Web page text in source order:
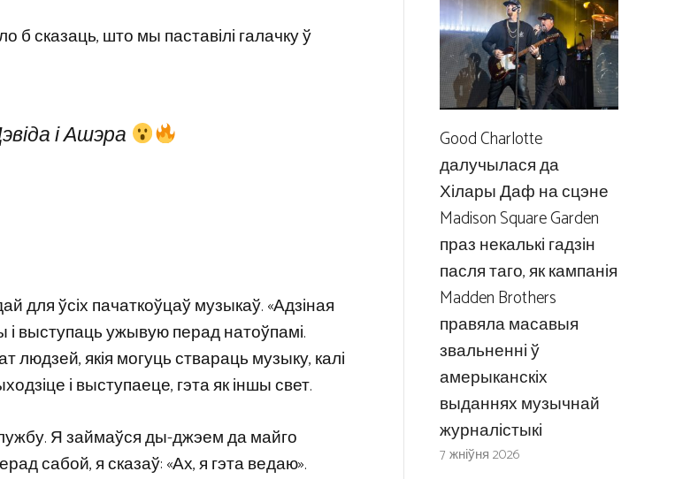
б сказаць, што мы паставілі галачку ў
і Ашэра
для ўсіх пачаткоўцаў музыкаў. «Адзіная
і выступаць ужывую перад натоўпамі.
якія могуць ствараць музыку, калі
і выступаеце, гэта як іншы свет.
Я займаўся ды-джэем да майго
сабой, я сказаў: «Ах, я гэта ведаю».
Good Charlotte
далучылася да
Хілары Даф на сцэне
Madison Square Garden
праз некалькі гадзін
пасля таго, як кампанія
Madden Brothers
правяла масавыя
звальненні ў
амерыканскіх
выданнях музычнай
журналістыкі
7 жніўня 2026